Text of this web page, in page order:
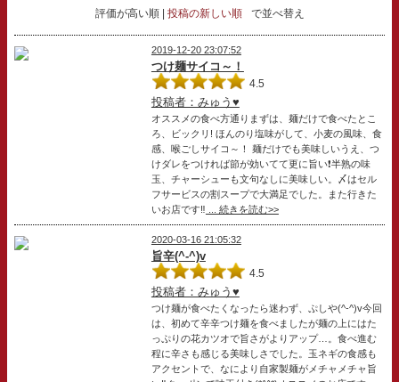
評価が高い順 投稿の新しい順 で並べ替え
2019-12-20 23:07:52
つけ麺サイコ～！
4.5
投稿者：みゅう♥
オススメの食べ方通りまずは、麺だけで食べたとこ
ろ、ビックリ! ほんのり塩味がして、小麦の風味、食
感、喉ごしサイコ～！ 麺だけでも美味しいうえ、つ
けダレをつければ節が効いてて更に旨い❗半熟の味
玉、チャーシューも文句なしに美味しい。〆はセル
フサービスの割スープで大満足でした。また行きた
いお店です‼️ ... 続きを読む>>
2020-03-16 21:05:32
旨辛(^-^)v
4.5
投稿者：みゅう♥
つけ麺が食べたくなったら迷わず、ぷしや(^-^)v今回
は、初めて辛辛つけ麺を食べましたが麺の上にはた
っぷりの花カツオで旨さがよりアップ…。食べ進む
程に辛さも感じる美味しさでした。玉ネギの食感も
アクセントで、なにより自家製麺がメチャメチャ旨